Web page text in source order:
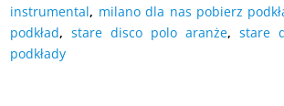
instrumental, milano dla nas pobierz
podkład,stare disco polo aranże,stare
podkłady